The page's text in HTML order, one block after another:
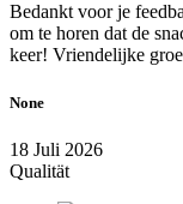
Bedankt voor je
om te horen dat de
keer! Vriendelijke
None
18 Juli 2026
Qualität